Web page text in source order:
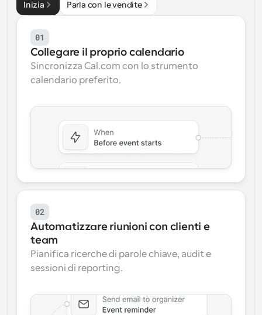
Programmazione potenziata con chiamate
supportate dall'IA
Flussi di lavoro
Automatizzare la pianificazione e i promemoria
Blog
Link di Gruppo Dinamico
Prenota senza sforzo riunioni con più persone
Inizia Parla con le vendite
01
Collegare il proprio calendario
Sincronizza Cal.com con lo strumento
calendario preferito.
02
Automatizzare riunioni con clienti e
team
Pianifica ricerche di parole chiave, audit e
sessioni di reporting.